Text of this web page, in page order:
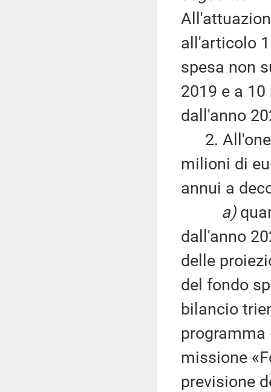
all'articolo
spesa non
2019 e a
dall'anno
2.
milioni di
annui a
a)
dall'anno
delle
del fondo
bilancio
programma
missione
previsione